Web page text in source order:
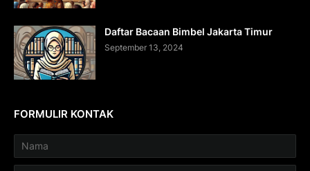
Daftar Bacaan Bimbel Jakarta Timur
September 13, 2024
FORMULIR KONTAK